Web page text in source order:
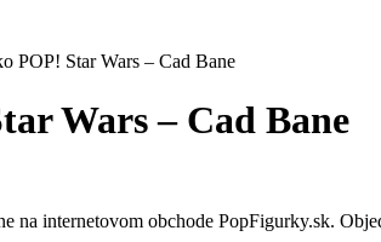
POP! Star Wars – Cad Bane
Wars – Cad Bane
na internetovom obchode PopFigurky.sk.